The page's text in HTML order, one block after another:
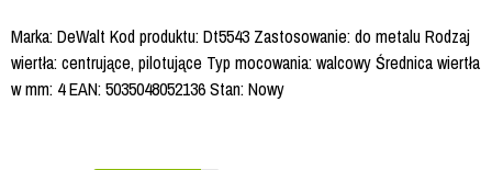
Marka: DeWalt Kod produktu: Dt5543 Zastosowanie: do metalu Rodzaj
wiertła: centrujące, pilotujące Typ mocowania: walcowy Średnica wiertła
w mm: 4 EAN: 5035048052136 Stan: Nowy